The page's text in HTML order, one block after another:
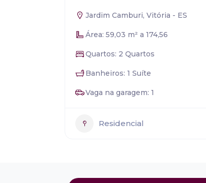
Jardim Camburi, Vitória - ES
Área: 59,03 m² a 174,56
Quartos: 2 Quartos
Banheiros: 1 Suíte
Vaga na garagem: 1
Residencial